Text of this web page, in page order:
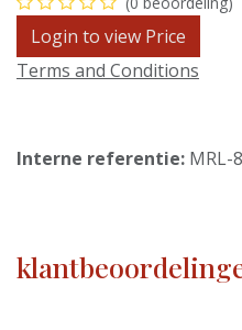
Login to view Price
Terms and Conditions
Interne referentie: MRL-